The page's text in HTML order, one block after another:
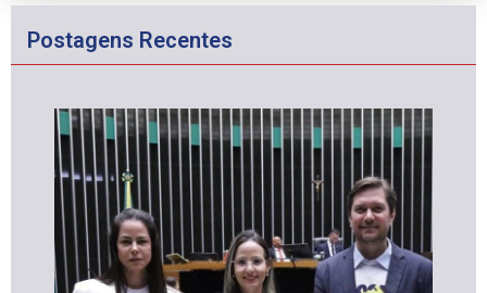
Postagens Recentes